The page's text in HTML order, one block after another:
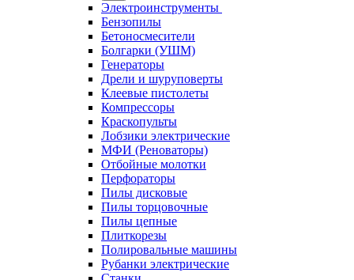
Электроинструменты
Бензопилы
Бетоносмесители
Болгарки (УШМ)
Генераторы
Дрели и шуруповерты
Клеевые пистолеты
Компрессоры
Краскопульты
Лобзики электрические
МФИ (Реноваторы)
Отбойные молотки
Перфораторы
Пилы дисковые
Пилы торцовочные
Пилы цепные
Плиткорезы
Полировальные машины
Рубанки электрические